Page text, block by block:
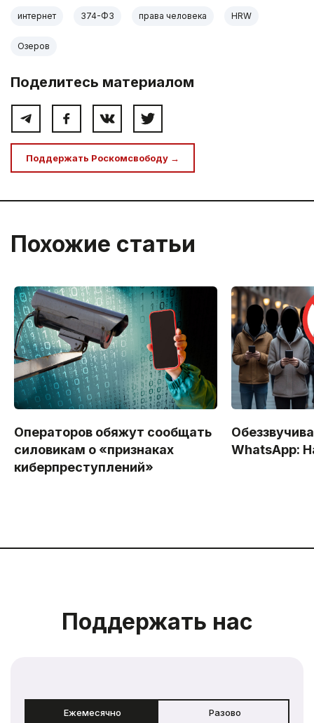
интернет 374-ФЗ права человека HRW
Озеров
Поделитесь материалом
Поддержать Роскомсвободу →
Похожие статьи
Операторов обяжут сообщать
силовикам о «признаках
киберпреступлений»
WhatsApp:
Поддержать нас
Ежемесячно Разово